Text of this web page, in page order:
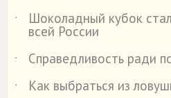
˙
Шоколадный кубок
всей России
˙
Справедливость ради
˙
Как выбраться из